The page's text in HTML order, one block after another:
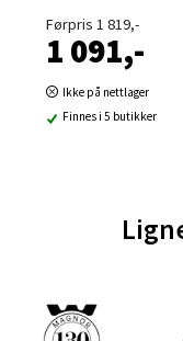
Førpris 1 819,-
1 091,-
Ikke på nettlager
Finnes i 5 butikker
Brodtkorbsgate
Åpent i dag 10-21
0 i butikk
Bergen -
Sartorvegen 12,
Åpent i dag 10-21